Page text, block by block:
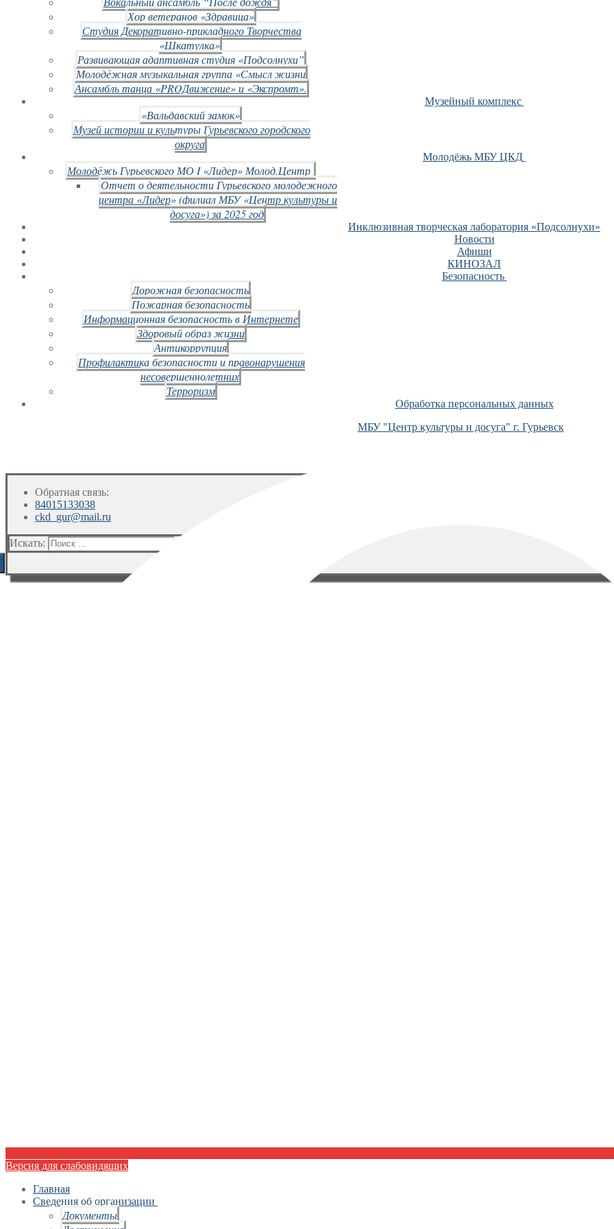
Хор ветеранов «Здравица»
Студия Декоративно-прикладного Творчества
«Шкатулка»
Развивающая адаптивная студия «Подсолнухи”
Молодёжная музыкальная группа «Смысл жизни
Ансамбль танца «PROДвижение» и «Экспромт».
Музейный комплекс
«Вальдавский замок»
Музей истории и культуры Гурьевского городского
округа
Молодёжь МБУ ЦКД
Молодёжь Гурьевского МО I «Лидер» Молод.Центр
Отчет о деятельности Гурьевского молодежного
центра «Лидер» (филиал МБУ «Центр культуры и
досуга») за 2025 год
Инклюзивная творческая лаборатория «Подсолнухи»
Новости
Афиши
КИНОЗАЛ
Безопасность
Дорожная безопасность
Пожарная безопасность
Информационная безопасность в Интернете
Здоровый образ жизни
Антикоррупция
Профилактика безопасности и правонарушения
несовершеннолетних
Терроризм
Обработка персональных данных
МБУ "Центр культуры и досуга" г. Гурьевск
Обратная связь:
84015133038
ckd_gur@mail.ru
Искать:
Версия для слабовидящих
Главная
Сведения об организации
Документы